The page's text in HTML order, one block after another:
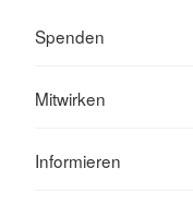
Spenden
Mitwirken
Informieren